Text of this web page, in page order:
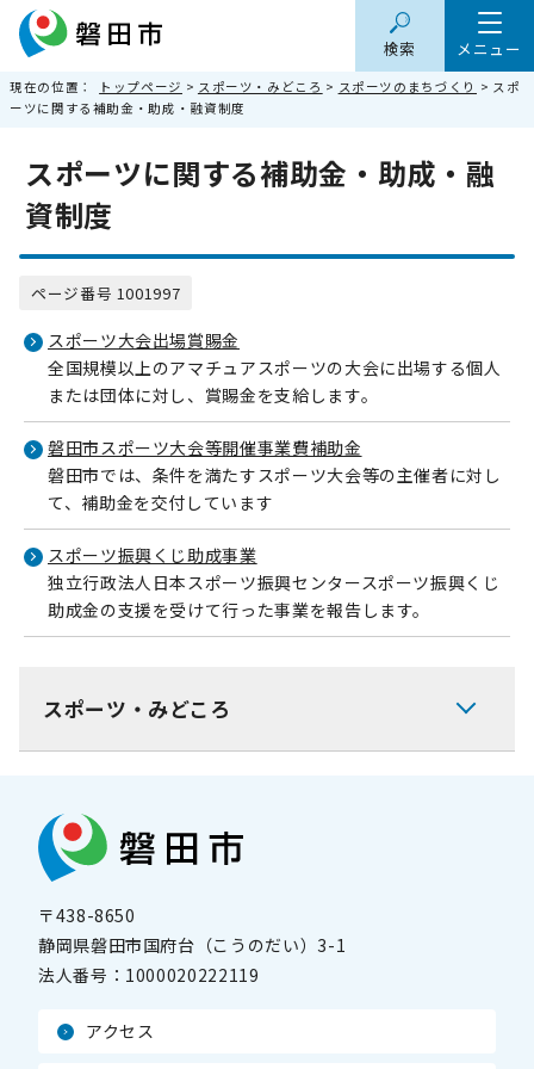
メニュー
検索
現在の位置： トップページ > スポーツ・みどころ > スポーツのまちづくり > スポ
ーツに関する補助金・助成・融資制度
スポーツに関する補助金・助成・融
資制度
ページ番号 1001997
スポーツ大会出場賞賜金
全国規模以上のアマチュアスポーツの大会に出場する個人
または団体に対し、賞賜金を支給します。
磐田市スポーツ大会等開催事業費補助金
磐田市では、条件を満たすスポーツ大会等の主催者に対し
て、補助金を交付しています
スポーツ振興くじ助成事業
独立行政法人日本スポーツ振興センタースポーツ振興くじ
助成金の支援を受けて行った事業を報告します。
スポーツ・みどころ
〒438-8650
静岡県磐田市国府台（こうのだい）3-1
法人番号： 1000020222119
アクセス